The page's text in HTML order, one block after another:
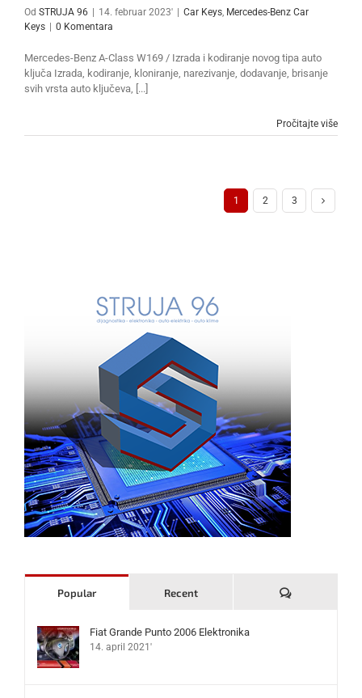
Od STRUJA 96 | 14. februar 2023' | Car Keys, Mercedes-Benz Car
Keys | 0 Komentara
Mercedes-Benz A-Class W169 / Izrada i kodiranje novog tipa auto
ključa Izrada, kodiranje, kloniranje, narezivanje, dodavanje, brisanje
svih vrsta auto ključeva, [...]
Pročitajte više
1 2 3
Popular Recent Komentari
Fiat Grande Punto 2006 Elektronika
14. april 2021'